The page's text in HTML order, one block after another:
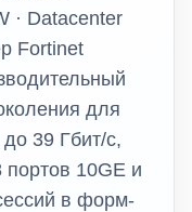
· Datacenter
Fortinet
для
39 Гбит/с,
портов 10GE и
в форм-